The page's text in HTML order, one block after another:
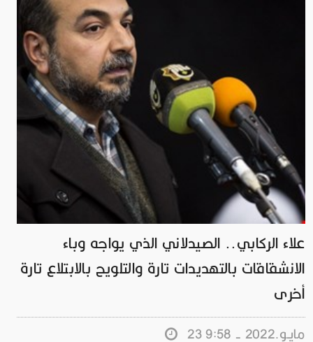
علاء الركابي.. الصيدلاني الذي يواجه وباء
الانشقاقات بالتهديدات تارة والتلويح بالابتلاع تارة
أخرى
23 مايـو.2022 - 9:58